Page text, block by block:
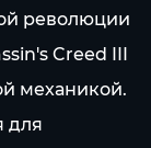
революции
Creed III
механикой.
для